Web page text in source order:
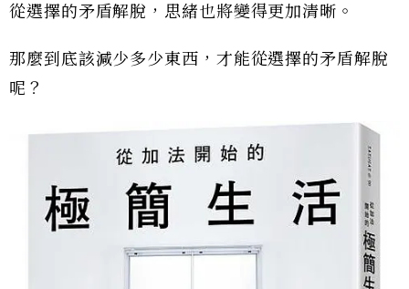
從選擇的矛盾解脫，思緒也將變得更加清晰。
那麼到底該減少多少東西，才能從選擇的矛盾解脫
呢？